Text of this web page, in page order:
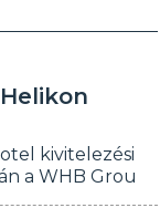
kivitelezési
a WHB Grou